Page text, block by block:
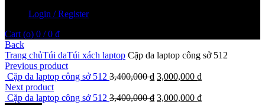
Login / Register
Cart (o) 0 / 0 ₫
Back
Trang chủTúi daTúi xách laptop Cặp da laptop công sở 512
Previous product
Cặp da laptop công sở 512 3,400,000₫ 3,000,000 ₫
Next product
Cặp da laptop công sở 512 3,400,000₫ 3,000,000 ₫